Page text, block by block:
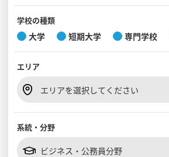
入試・受験入門
見学会WEB手引書
学校の種類
大学 短期大学 専門学校
エリア
エリアを選択してください
系統・分野
ビジネス・公務員分野